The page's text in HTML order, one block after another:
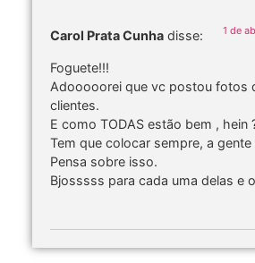
Carol Prata Cunha disse: 1 de
Foguete!!!
Adooooorei que vc postou fotos
clientes.
E como TODAS estão bem , hein
Tem que colocar sempre, a
Pensa sobre isso.
Bjosssss para cada uma delas e